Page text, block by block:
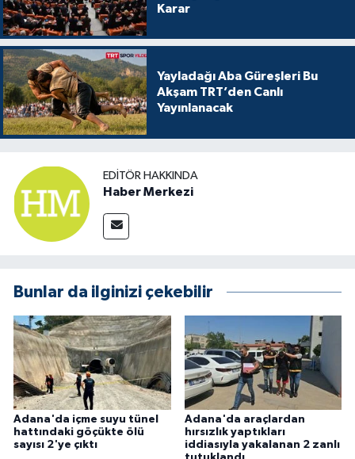
Karar
Yayladağı Aba Güreşleri Bu
Akşam TRT’den Canlı
Yayınlanacak
EDITÖR HAKKINDA
Haber Merkezi
Bunlar da ilginizi çekebilir
Adana'da içme suyu tünel
hattındaki göçükte ölü
sayısı 2'ye çıktı
Adana'da araçlardan
hırsızlık yaptıkları
iddiasıyla yakalanan 2 zanlı